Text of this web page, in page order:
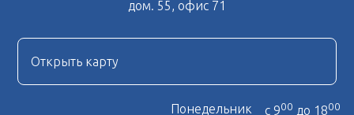
дом. 55, офис 71
Открыть карту
Понедельник с 900 до 1800